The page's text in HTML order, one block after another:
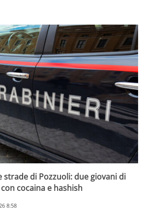
strade di Pozzuoli: due giovani di
cocaina e hashish
8:58